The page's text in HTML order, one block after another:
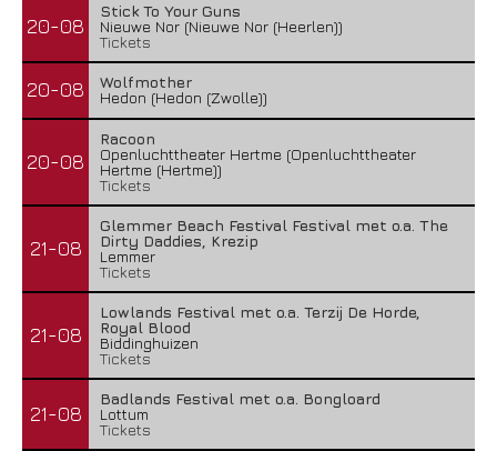
20-08
Stick To Your Guns
Nieuwe Nor (Nieuwe Nor (Heerlen))
Tickets
20-08
Wolfmother
Hedon (Hedon (Zwolle))
20-08
Racoon
Openluchttheater Hertme (Openluchttheater
Hertme (Hertme))
Tickets
21-08
Glemmer Beach Festival Festival met o.a. The
Dirty Daddies, Krezip
Lemmer
Tickets
21-08
Lowlands Festival met o.a. Terzij De Horde,
Royal Blood
Biddinghuizen
Tickets
21-08
Badlands Festival met o.a. Bongloard
Lottum
Tickets